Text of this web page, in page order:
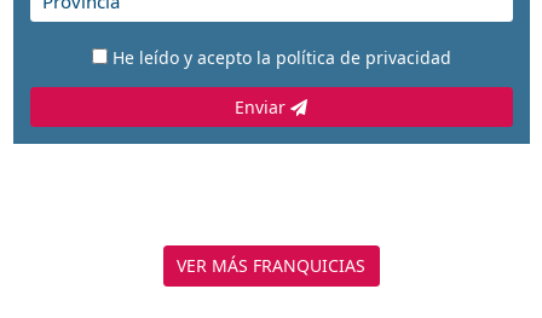
He leído y acepto la política de privacidad
Enviar
VER MÁS FRANQUICIAS